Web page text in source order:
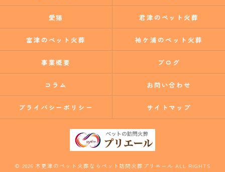
愛猫 君津のペット火葬
富津のペット火葬 袖ケ浦のペット火葬
事業概要 ブログ
コラム お問い合わせ
プライバシーポリシー サイトマップ
© 2026 木更津のペット火葬ならペット訪問火葬プリエール ALL RIGHTS